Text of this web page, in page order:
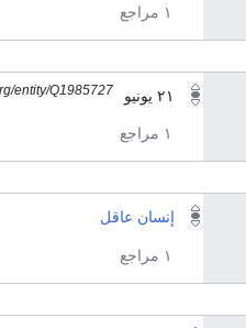
١ مراجع
٢١ يونيو 1852 entity/Q1985727
١ مراجع
إنسان عاقل
١ مراجع